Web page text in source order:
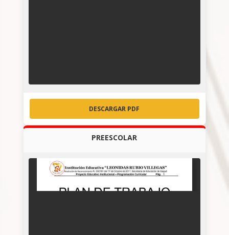
DESCARGAR PDF
PREESCOLAR